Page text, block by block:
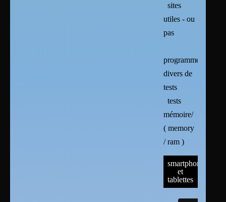
sites
utiles - ou
pas
programmes
divers de
tests
tests
mémoire/
( memory
/ ram )
smartphones
et
tablettes